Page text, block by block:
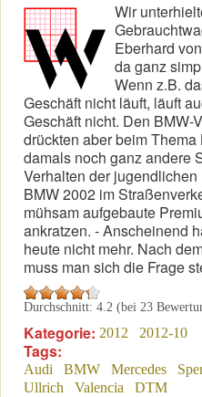
Wir
Eberhard
da ganz
Wenn z.B.
Geschäft nicht läuft, läuft
Geschäft nicht. Den BMW-
drückten aber beim
damals noch ganz andere
Verhalten der
BMW 2002 im
mühsam aufgebaute
ankratzen. - Anscheinend
heute nicht mehr. Nach
muss man sich die Frage
Durchschnitt: 4.2 (bei 23
Kategorie: 2012 2012-10
Tags:
Audi BMW Mercedes
Ullrich
Valencia
DTM